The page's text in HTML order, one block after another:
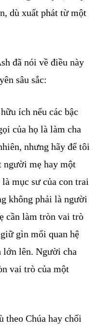
dù xuất phát từ một
đã nói về điều này
sâu sắc:
ích nếu các bậc
của họ là làm cha
nhưng hãy để tôi
mẹ hay một
mục sư của con trai
không phải là người
cần làm tròn vai trò
gìn mối quan hệ
lớn lên. Người cha
vai trò của một
theo Chúa hay chối